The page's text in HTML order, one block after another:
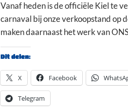
Vanaf heden is de officiële Kiel te
carnaval bij onze verkoopstand op
maken daarnaast het werk van
Dit delen:
X Facebook
Telegram